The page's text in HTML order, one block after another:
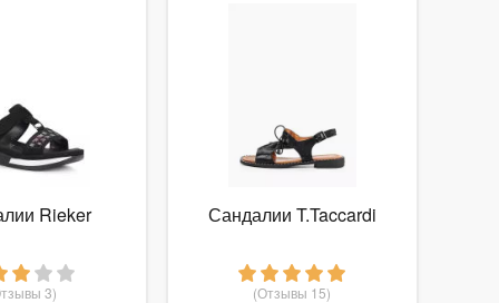
Rieker
3)
Сандалии T.Taccardi
(Отзывы 15)